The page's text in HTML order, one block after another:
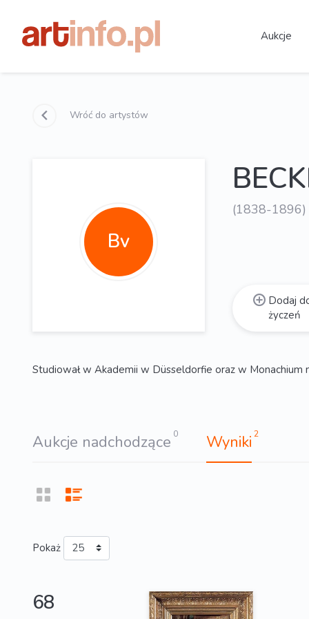
Aukcje
Wróć do artystów
Bv
(1838-1896)
Dodaj
życzeń
Studiował w Akademii w Düsseldorfie oraz w Monachium
Aukcje nadchodzące 0 Wyniki 2
Pokaż
68